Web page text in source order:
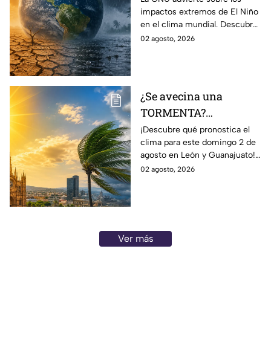
EXTREMOS de ‘El Niño’
y que cambiarán el
clima en el mundo
impactos extremos de El Niño
en el clima mundial. Descubre
cómo podría cambiar el clima
02 agosto, 2026
¿Se avecina una
TORMENTA?
Aumentan las
posibilidad de
LLUVIAS FUERTES en
León, Gto., hoy 2 de
¡Descubre qué pronostica el
clima para este domingo 2 de
agosto en León y Guanajuato!
Desde una mañana
02 agosto, 2026
Ver más